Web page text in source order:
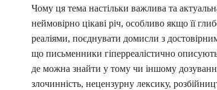
Чому ця тема настільки важлива та
неймовірно цікаві річ, особливо якщо її
реаліями, поєднувати домисли з
що письменники гіперреалістично
де можна знайти у тому чи іншому
злочинність, нецензурну лексику,